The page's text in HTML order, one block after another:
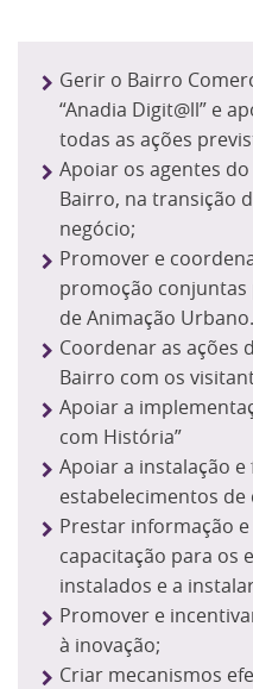
Gerir o Bairro
“Anadia Digit@ll” e
todas as ações
Apoiar os agentes
Bairro, na transição
negócio;
Promover e
promoção conjuntas
de Animação Urbano.
Coordenar as ações
Bairro com os
Apoiar a
com História”
Apoiar a instalação
estabelecimentos de
Prestar informação
capacitação para os
instalados e a
Promover e
à inovação;
Criar mecanismos